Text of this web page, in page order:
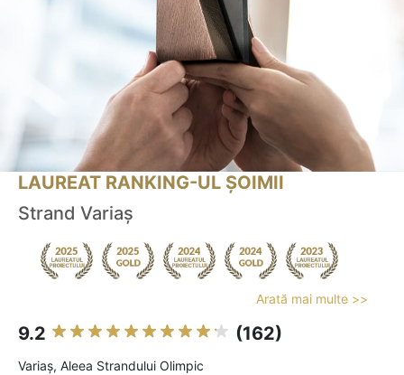
LAUREAT RANKING-UL ȘOIMII
Strand Variaș
Arată mai multe >>
9.2 (162)
Variaş, Aleea Strandului Olimpic